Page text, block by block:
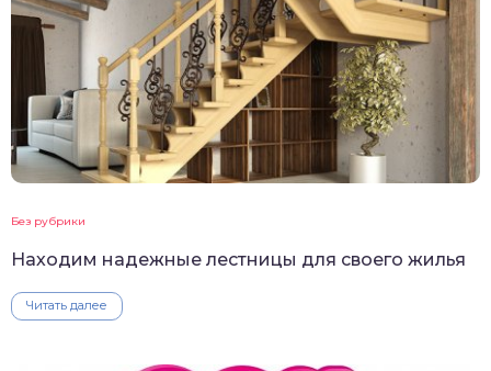
Без рубрики
Находим надежные лестницы для своего жилья
Читать далее